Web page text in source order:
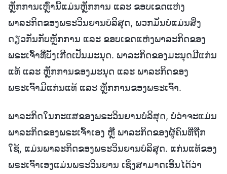
ຫຼັກການເຫຼົ່ານີ້ແມ່ນຫຼັກການ ແລະ ຂອບເຂດແຫ່ງ
ພາລະກິດຂອງພຣະວິນຍານບໍລິສຸດ, ພວກມັນບໍ່ແມ່ນສິ່ງ
ດຽວກັນກັບຫຼັກການ ແລະ ຂອບເຂດແຫ່ງພາລະກິດຂອງ
ພຣະເຈົ້າທີ່ບັງເກີດເປັນມະນຸດ. ພາລະກິດຂອງມະນຸດມີແກ່ນ
ແທ້ ແລະ ຫຼັກການຂອງມະນຸດ ແລະ ພາລະກິດຂອງ
ພຣະເຈົ້າມີແກ່ນແທ້ ແລະ ຫຼັກການຂອງພຣະເຈົ້າ.
ພາລະກິດໃນກະແສຂອງພຣະວິນຍານບໍລິສຸດ, ບໍ່ວ່າຈະແມ່ນ
ພາລະກິດຂອງພຣະເຈົ້າເອງ ຫຼື ພາລະກິດຂອງຜູ້ຄົນທີ່ຖືກ
ໃຊ້, ແມ່ນພາລະກິດຂອງພຣະວິນຍານບໍລິສຸດ. ແກ່ນແທ້ຂອງ
ພຣະເຈົ້າເອງແມ່ນພຣະວິນຍານ ເຊິ່ງສາມາດເອີ້ນໄດ້ວ່າ